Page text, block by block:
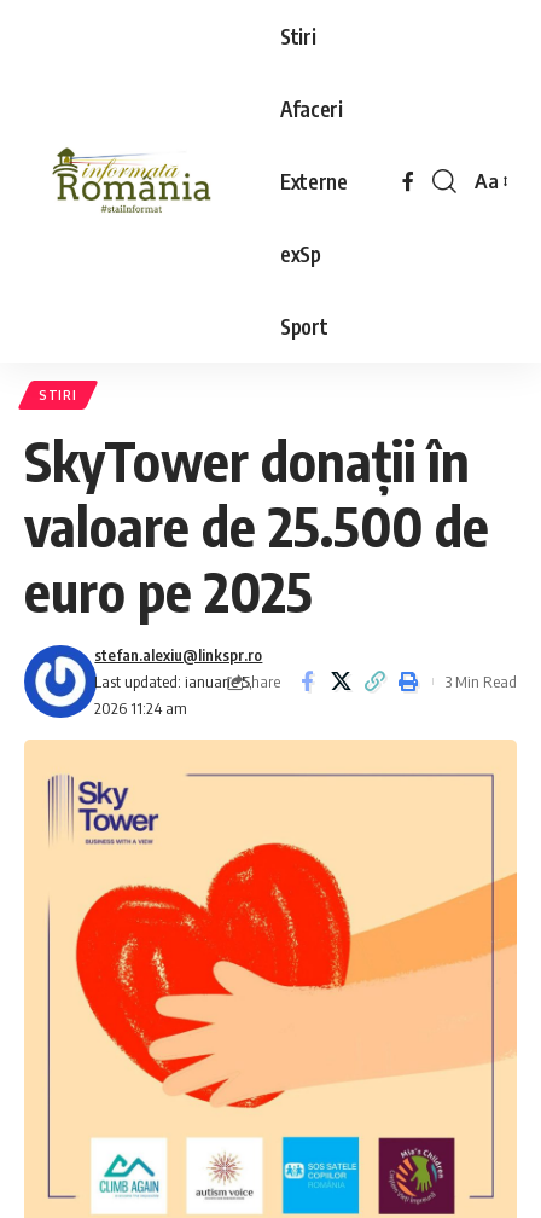
Stiri
Afaceri
Externe
exSp
Sport
Aa
STIRI
SkyTower donații în
valoare de 25.500 de
euro pe 2025
Last updated: ianuarie 5,
2026 11:24 am
stefan.alexiu@linkspr.ro
Share
3 Min Read